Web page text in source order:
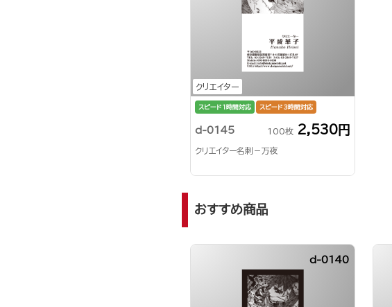
クリエイター
スピード1時間対応 スピード3時間対応
d-0145 100枚 2,530円
クリエイター名刺－万夜
おすすめ商品
d-0140